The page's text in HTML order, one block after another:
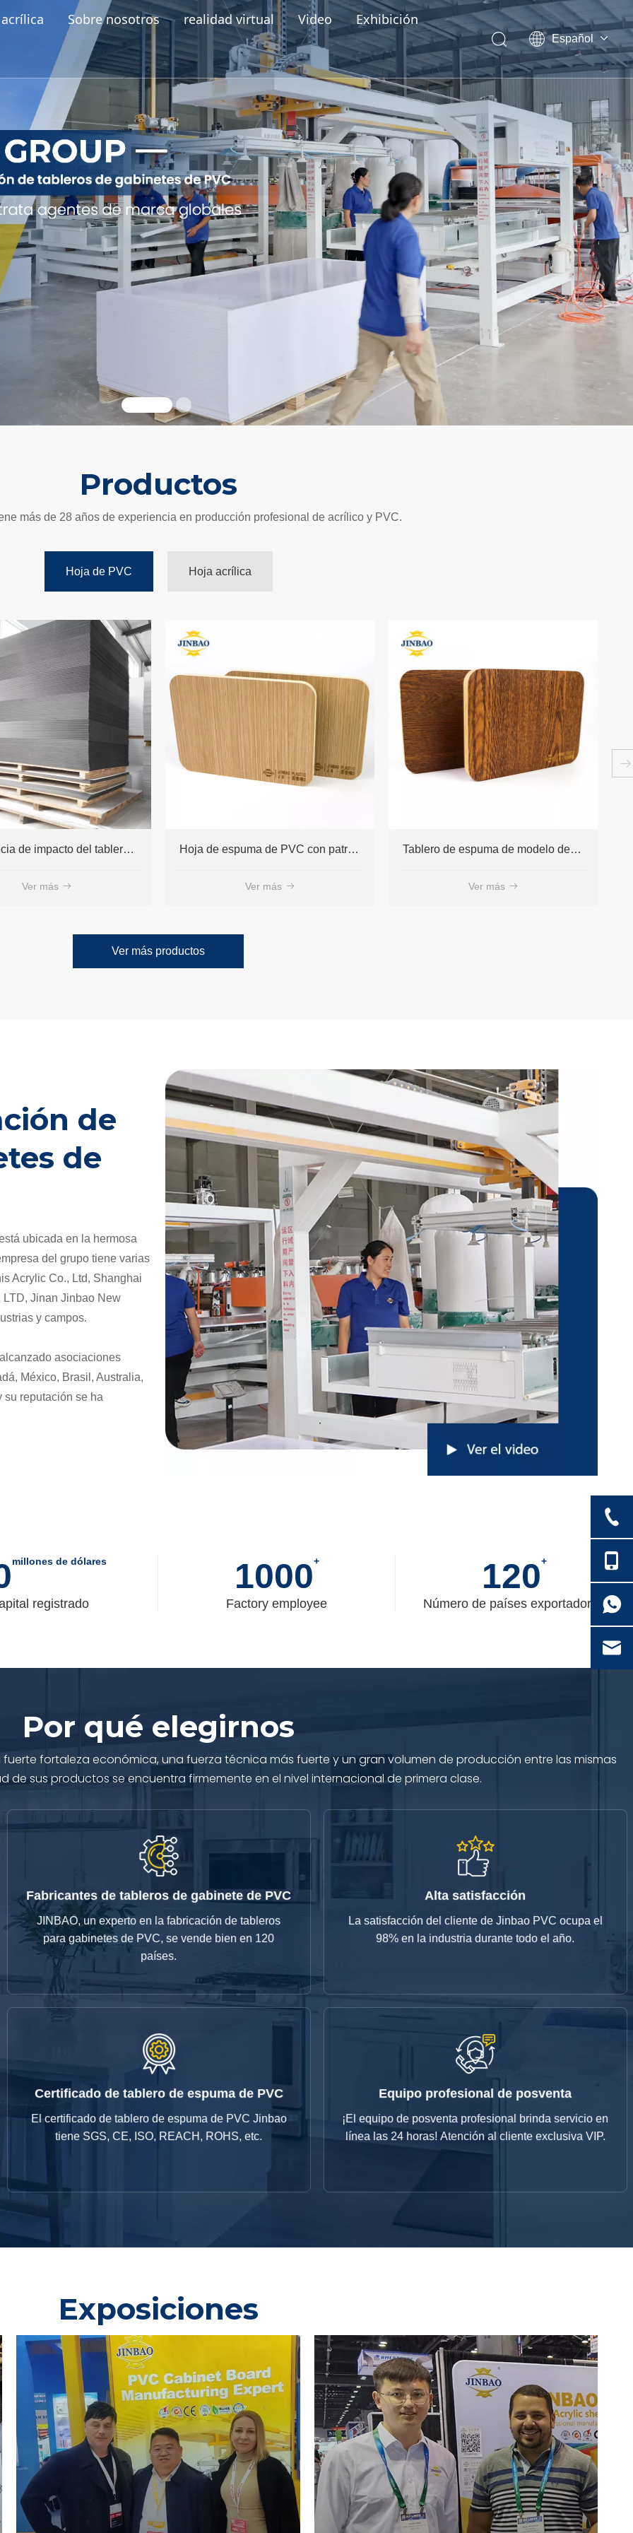
Sobre nosotros realidad virtual Video Exhibición
Español
English
العربية
Português
Productos
más de 28 años de experiencia en producción profesional de acrílico y PVC.
Hoja de PVC Hoja acrílica
Hoja de espuma de PVC con patrón de madera para muebles 1220x2440 mm 10 mm 18 mm
Ver más
Tablero de espuma de modelo de madera de PVC que fabrica tamaño adaptable
Ver más
tablero blanco de Forex del Pvc de la hoja de la espuma de 3m m 5m m 18m m
Ver más
Ver más productos
de
de
ubicada en la hermosa
del grupo tiene varias
Acrylic Co., Ltd, Shanghai
Jinan Jinbao New
y campos.
asociaciones
México, Brasil, Australia,
su reputación se ha
millones de dólares
registrado
1000+
Factory employee
120+
Número de países exportadores
Por qué elegirnos
fortaleza económica, una fuerza técnica más fuerte y un gran volumen de producción entre las mismas
de sus productos se encuentra firmemente en el nivel internacional de primera clase.
Fabricantes de tableros de gabinete de PVC
JINBAO, un experto en la fabricación de tableros
para gabinetes de PVC, se vende bien en 120
países.
Fabricantes de tableros de gabinete de PVC
JINBAO, un experto en la fabricación de tableros
para gabinetes de PVC, se vende bien en 120
países. Alta satisfacción
La satisfacción del cliente de Jinbao PVC ocupa el
98% en la industria durante todo el año.
98% en la industria durante todo el año.
Certificado de tablero de espuma de PVC
El certificado de tablero de espuma de PVC Jinbao
tiene SGS, CE, ISO, REACH, ROHS, etc.
tiene SGS, CE, ISO, REACH, ROHS, etc.
Equipo profesional de posventa
¡El equipo de posventa profesional brinda servicio en
línea las 24 horas! Atención al cliente exclusiva VIP.
Equipo profesional de posventa
¡El equipo de posventa profesional brinda servicio en
línea las 24 horas! Atención al cliente exclusiva VIP.
Exposiciones